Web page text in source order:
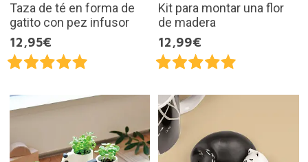
Taza de té en forma de
gatito con pez infusor
12,95€
Kit para montar una flor
de madera
12,99€